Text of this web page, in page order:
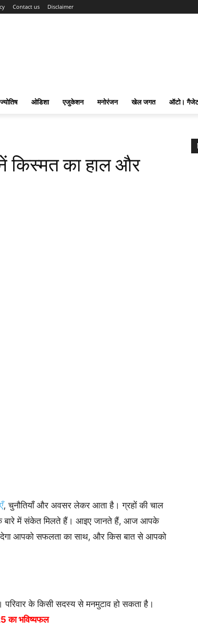
Contact us Disclaimer
ज्योतिष ओडिशा एजुकेशन मनोरंजन खेल जगत ऑटो।
किस्मत का हाल और
, चुनौतियाँ और अवसर लेकर आता है। ग्रहों की चाल
के बारे में संकेत मिलते हैं। आइए जानते हैं, आज आपके
आपको सफलता का साथ, और किस बात से आपको
परिवार के किसी सदस्य से मनमुटाव हो सकता है।
का भविष्यफल